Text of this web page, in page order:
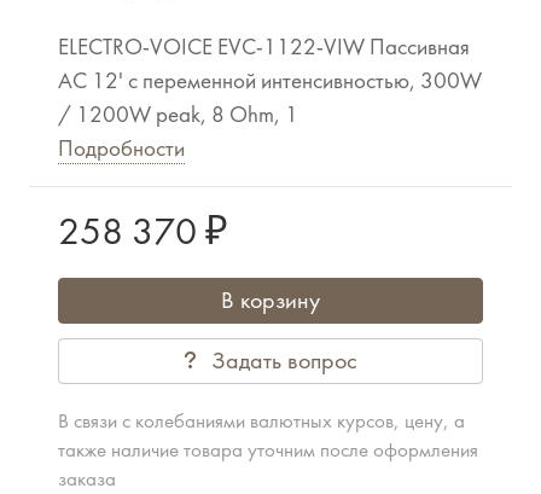
ELECTRO-VOICE EVC-1122-VIW Пассивная
АС 12' с переменной интенсивностью, 300W
/ 1200W peak, 8 Ohm, 1
Подробности
258 370 ₽
В корзину
Задать вопрос
В связи с колебаниями валютных курсов, цену, а
также наличие товара уточним после оформления
заказа